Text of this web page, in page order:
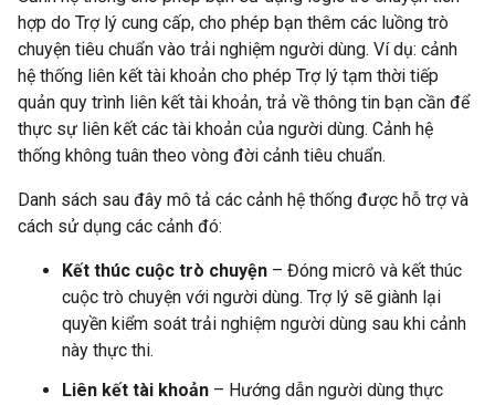
hợp do Trợ lý cung cấp, cho phép bạn thêm các luồng trò
chuyện tiêu chuẩn vào trải nghiệm người dùng. Ví dụ: cảnh
hệ thống liên kết tài khoản cho phép Trợ lý tạm thời tiếp
quản quy trình liên kết tài khoản, trả về thông tin bạn cần để
thực sự liên kết các tài khoản của người dùng. Cảnh hệ
thống không tuân theo vòng đời cảnh tiêu chuẩn.
Danh sách sau đây mô tả các cảnh hệ thống được hỗ trợ và
cách sử dụng các cảnh đó:
Kết thúc cuộc trò chuyện – Đóng micrô và kết thúc
cuộc trò chuyện với người dùng. Trợ lý sẽ giành lại
quyền kiểm soát trải nghiệm người dùng sau khi cảnh
này thực thi.
Liên kết tài khoản – Hướng dẫn người dùng thực